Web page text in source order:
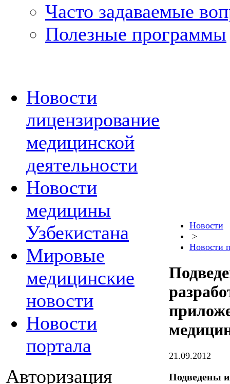
Часто задаваемые
Полезные программы
Новости
лицензирование
медицинской
деятельности
Новости
медицины
Узбекистана
Мировые
медицинские
новости
Новости
портала
Авторизация
Новости
>
Новости
21.09.2012
Подведены